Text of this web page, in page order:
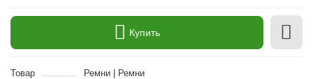
Купить
Товар
Ремни | Ремни